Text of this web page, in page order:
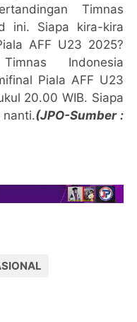
Timnas
ini. Siapa kira-kira
AFF U23 2025?
Indonesia
Piala AFF U23
20.00 WIB. Siapa
nanti.(JPO-Sumber :